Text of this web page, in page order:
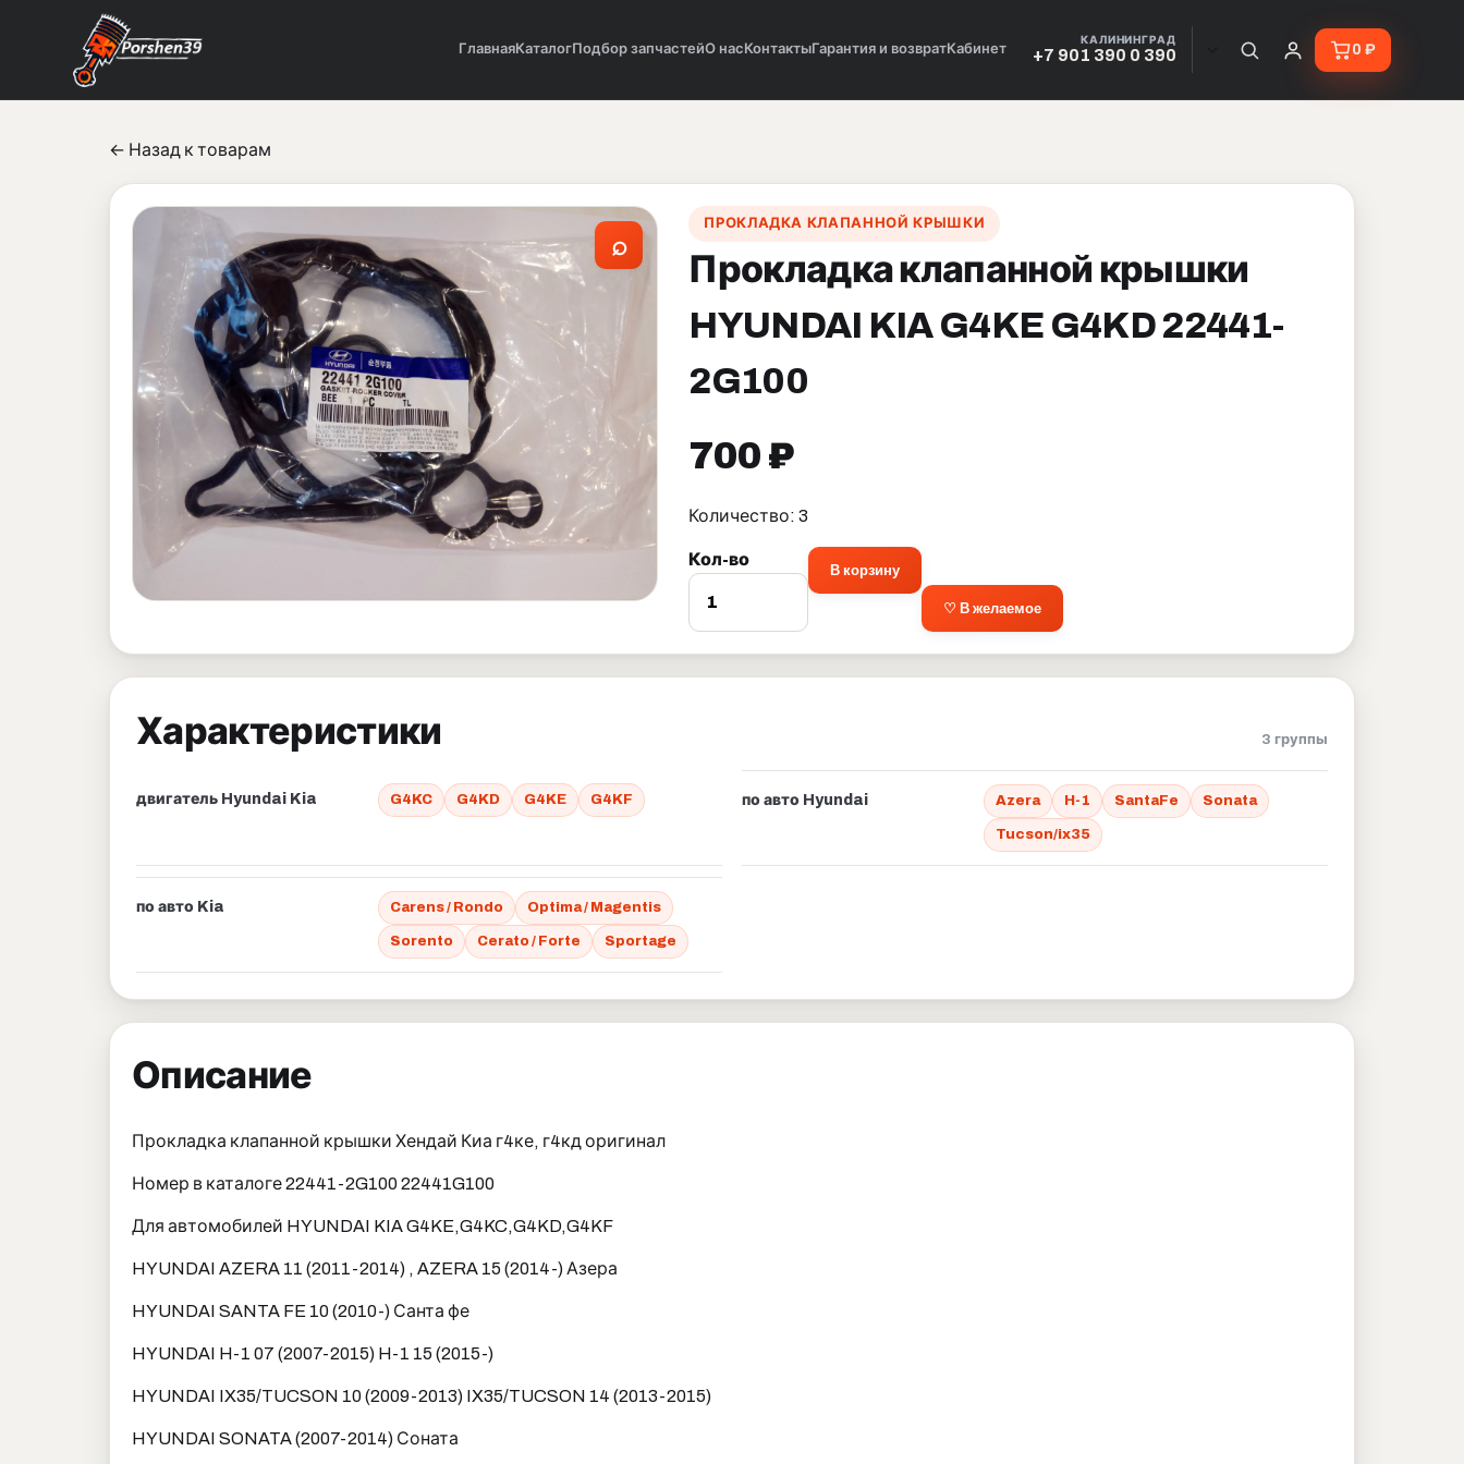
ГлавнаяКаталогПодбор запчастейО нас КонтактыГарантия и возвратКабинет
КАЛИНИНГРАД
+7 901 390 0 390 0 ₽
← Назад к товарам
⌕
ПРОКЛАДКА КЛАПАННОЙ КРЫШКИ
Прокладка клапанной крышки
HYUNDAI KIA G4KE G4KD 22441-
2G100
700 ₽
Количество: 3
Кол-во
В корзину
♡ В желаемое
Характеристики 3 группы
двигатель Hyundai Kia G4KC G4KD G4KE G4KF по авто Hyundai Azera H-1 SantaFe Sonata
Tucson/ix35
по авто Kia Carens / Rondo Optima / Magentis
Sorento Cerato / Forte Sportage
Описание
Прокладка клапанной крышки Хендай Киа г4ке, г4кд оригинал
Номер в каталоге 22441-2G100 22441G100
Для автомобилей HYUNDAI KIA G4KE,G4KC,G4KD,G4KF
HYUNDAI AZERA 11 (2011-2014) , AZERA 15 (2014-) Азера
HYUNDAI SANTA FE 10 (2010-) Санта фе
HYUNDAI H-1 07 (2007-2015) H-1 15 (2015-)
HYUNDAI IX35/TUCSON 10 (2009-2013) IX35/TUCSON 14 (2013-2015)
HYUNDAI SONATA (2007-2014) Соната